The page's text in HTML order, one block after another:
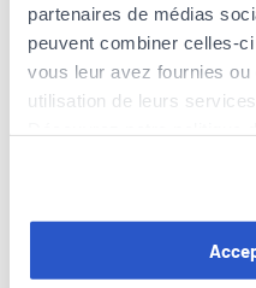
partenaires de médias
peuvent combiner celles-
vous leur avez fournies
utilisation de leurs services.
Vous avez la possibilité
moment en cliquant sur le
d’impôt, notamment.
6. Les assurances
recommandées
À votre arrivée, vous
marques.
Seule